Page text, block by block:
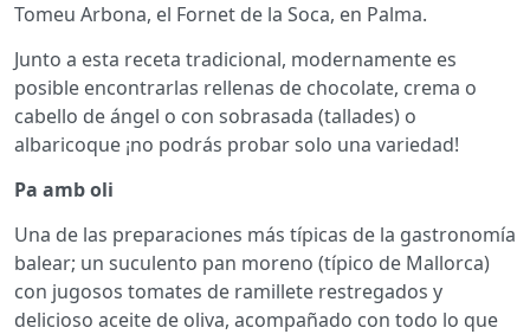
Tomeu Arbona, el Fornet de la Soca, en Palma.
Junto a esta receta tradicional, modernamente es
posible encontrarlas rellenas de chocolate, crema o
cabello de ángel o con sobrasada (tallades) o
albaricoque ¡no podrás probar solo una variedad!
Pa amb oli
Una de las preparaciones más típicas de la gastronomía
balear; un suculento pan moreno (típico de Mallorca)
con jugosos tomates de ramillete restregados y
delicioso aceite de oliva, acompañado con todo lo que